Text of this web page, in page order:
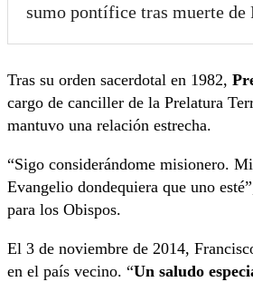
sumo pontífice tras muerte de
Tras su orden sacerdotal en 1982,
cargo de canciller de la Prelatura
mantuvo una relación estrecha.
“Sigo considerándome misionero.
Evangelio dondequiera que uno
para los Obispos.
El 3 de noviembre de 2014,
en el país vecino. “Un saludo